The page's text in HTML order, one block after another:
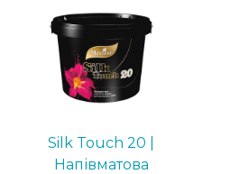
Silk Touch 20 |
Напівматова